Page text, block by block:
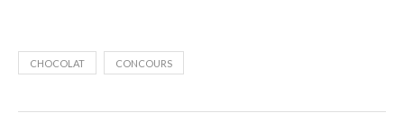
CHOCOLAT CONCOURS